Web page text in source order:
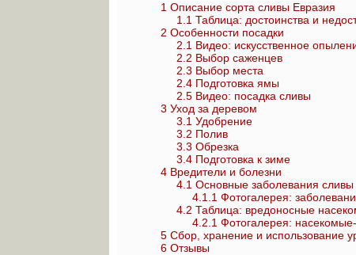
1 Описание сорта сливы Евразия
1.1 Таблица: достоинства и
2 Особенности посадки
2.1 Видео: искусственное
2.2 Выбор саженцев
2.3 Выбор места
2.4 Подготовка ямы
2.5 Видео: посадка сливы
3 Уход за деревом
3.1 Удобрение
3.2 Полив
3.3 Обрезка
3.4 Подготовка к зиме
4 Вредители и болезни
4.1 Основные заболевания
4.1.1 Фотогалерея:
4.2 Таблица: вредоносные
4.2.1 Фотогалерея:
5 Сбор, хранение и использование
6 Отзывы